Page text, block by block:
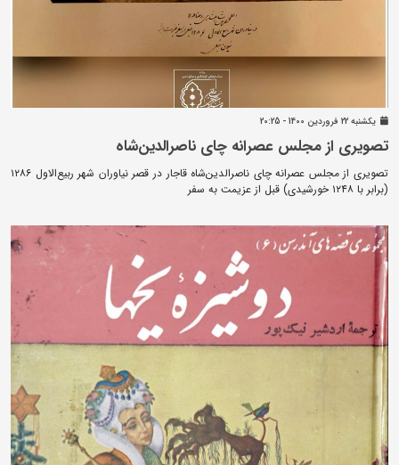
يکشنبه 22 فروردين 1400 - 20:25
تصویری از مجلس عصرانه چای ناصرالدین‌شاه
تصویری از مجلس عصرانه چای ناصرالدین‌شاه قاجار در قصر نیاوران شهر ربیع‌الاول ۱۲۸۶
(برابر با ۱۲۴۸ خورشیدی) قبل از عزیمت به سفر